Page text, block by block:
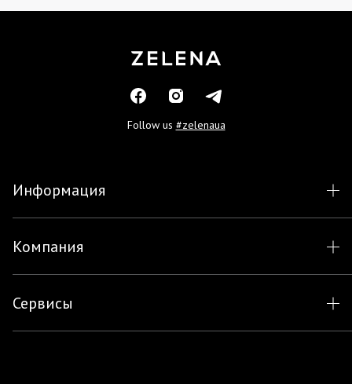
Follow us #zelenaua
Информация
Компания
Сервисы